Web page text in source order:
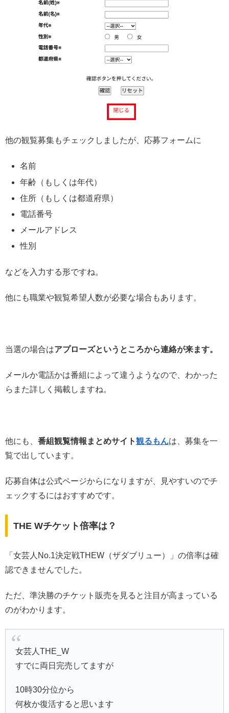
他の観覧募集もチェックしましたが、応募フォームに
名前
年齢（もしくは年代）
住所（もしくは都道府県）
電話番号
メールアドレス
性別
などを入力する形ですね。
他にも職業や観覧希望人数が必要な場合もあります。
当選の場合はアプローズというところから連絡が来ます。
メールか電話かは番組によって違うようなので、わかった
らまた詳しく掲載しますね。
他にも、 番組観覧情報まとめサイト観るもんは、募集を一
覧で出しています。
応募自体は公式ページからになりますが、見やすいのでチ
ェックするにはおすすめです。
THE Wチケット倍率は？
「女芸人No.1決定戦THEW（ザダブリュー）」の倍率は確
認できませんでした。
ただ、準決勝のチケット販売を見ると注目が高まっている
のがわかります。
女芸人THE_W
すでに両日完売してますが
10時30分位から
何枚か復活すると思います